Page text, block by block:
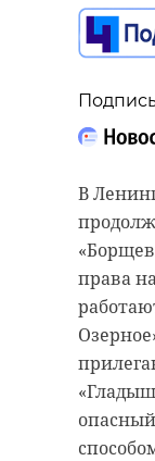
В
права
14 мая,
Бойцы
зоны